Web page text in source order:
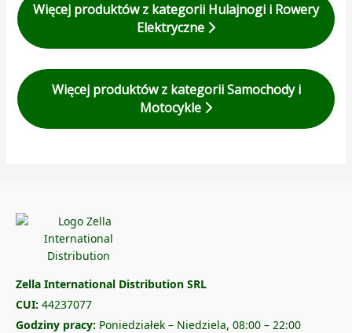
Więcej produktów z kategorii Hulajnogi i Rowery
Elektryczne
Więcej produktów z kategorii Samochody i
Motocykle
Zella International Distribution SRL
CUI: 44237077
Godziny pracy: Poniedziałek – Niedziela, 08:00 – 22:00